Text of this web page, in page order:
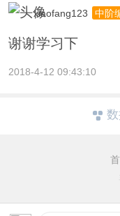
xiaofang123 中阶
谢谢学习下
2018-4-12 09:43:10